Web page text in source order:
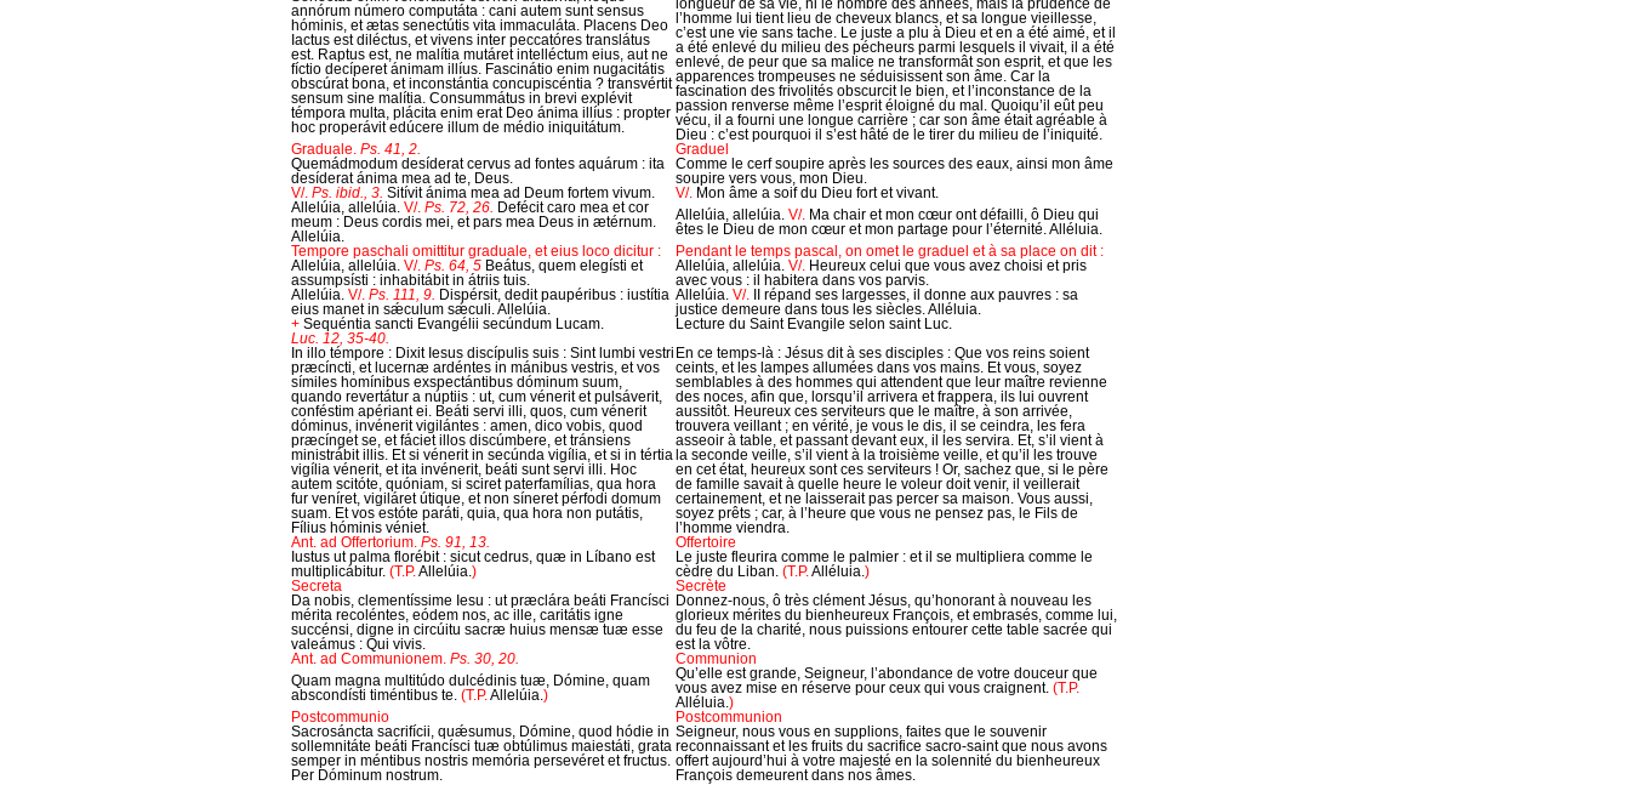
annórum número computáta : cani autem sunt sensus
hóminis, et ætas senectútis vita immaculáta. Placens Deo
Iactus est diléctus, et vivens inter peccatóres translátus
est. Raptus est, ne malítia mutáret intelléctum eius, aut ne
fíctio decíperet ánimam illíus. Fascinátio enim nugacitátis
obscúrat bona, et inconstántia concupiscéntia ? transvértit
sensum sine malítia. Consummátus in brevi explévit
témpora multa, plácita enim erat Deo ánima illíus : propter
hoc properávit edúcere illum de médio iniquitátum.
longueur de sa vie, ni le nombre des années, mais la prudence de
l’homme lui tient lieu de cheveux blancs, et sa longue vieillesse,
c’est une vie sans tache. Le juste a plu à Dieu et en a été aimé, et il
a été enlevé du milieu des pécheurs parmi lesquels il vivait, il a été
enlevé, de peur que sa malice ne transformât son esprit, et que les
apparences trompeuses ne séduisissent son âme. Car la
fascination des frivolités obscurcit le bien, et l’inconstance de la
passion renverse même l’esprit éloigné du mal. Quoiqu’il eût peu
vécu, il a fourni une longue carrière ; car son âme était agréable à
Dieu : c’est pourquoi il s’est hâté de le tirer du milieu de l’iniquité.
Graduale. Ps. 41, 2.
Graduel
Quemádmodum desíderat cervus ad fontes aquárum : ita
desíderat ánima mea ad te, Deus.
Comme le cerf soupire après les sources des eaux, ainsi mon âme
soupire vers vous, mon Dieu.
V/. Ps. ibid., 3. Sitívit ánima mea ad Deum fortem vivum. V/. Mon âme a soif du Dieu fort et vivant.
Allelúia, allelúia. V/. Ps. 72, 26. Defécit caro mea et cor
meum : Deus cordis mei, et pars mea Deus in ætérnum.
Allelúia.
Allelúia, allelúia. V/. Ma chair et mon cœur ont défailli, ô Dieu qui
êtes le Dieu de mon cœur et mon partage pour l’éternité. Alléluia.
Tempore paschali omittitur graduale, et eius loco dicitur :
Pendant le temps pascal, on omet le graduel et à sa place on dit :
Allelúia, allelúia. V/. Ps. 64, 5 Beátus, quem elegísti et
assumpsísti : inhabitábit in átriis tuis.
Allelúia, allelúia. V/. Heureux celui que vous avez choisi et pris
avec vous : il habitera dans vos parvis.
Allelúia. V/. Ps. 111, 9. Dispérsit, dedit paupéribus : iustítia
eius manet in sǽculum sǽculi. Allelúia.
Allelúia. V/.
II répand ses largesses, il donne aux pauvres : sa
justice demeure dans tous les siècles. Alléluia.
+ Sequéntia sancti Evangélii secúndum Lucam.
Lecture du Saint Evangile selon saint Luc.
Luc. 12, 35-40.
In illo témpore : Dixit Iesus discípulis suis : Sint lumbi vestri
præcíncti, et lucernæ ardéntes in mánibus vestris, et vos
símiles homínibus exspectántibus dóminum suum,
quando revertátur a núptiis : ut, cum vénerit et pulsáverit,
conféstim apériant ei. Beáti servi illi, quos, cum vénerit
dóminus, invénerit vigilántes : amen, dico vobis, quod
præcínget se, et fáciet illos discúmbere, et tránsiens
ministrábit illis. Et si vénerit in secúnda vigília, et si in tértia
vigília vénerit, et ita invénerit, beáti sunt servi illi. Hoc
autem scitóte, quóniam, si sciret paterfamílias, qua hora
fur veníret, vigiláret útique, et non síneret pérfodi domum
suam. Et vos estóte paráti, quia, qua hora non putátis,
Fílius hóminis véniet.
En ce temps-là : Jésus dit à ses disciples : Que vos reins soient
ceints, et les lampes allumées dans vos mains. Et vous, soyez
semblables à des hommes qui attendent que leur maître revienne
des noces, afin que, lorsqu’il arrivera et frappera, ils lui ouvrent
aussitôt. Heureux ces serviteurs que le maître, à son arrivée,
trouvera veillant ; en vérité, je vous le dis, il se ceindra, les fera
asseoir à table, et passant devant eux, il les servira. Et, s’il vient à
la seconde veille, s’il vient à la troisième veille, et qu’il les trouve
en cet état, heureux sont ces serviteurs ! Or, sachez que, si le père
de famille savait à quelle heure le voleur doit venir, il veillerait
certainement, et ne laisserait pas percer sa maison. Vous aussi,
soyez prêts ; car, à l’heure que vous ne pensez pas, le Fils de
l’homme viendra.
Ant. ad Offertorium. Ps. 91, 13.
Offertoire
Iustus ut palma florébit : sicut cedrus, quæ in Líbano est
multiplicábitur. (T.P.Allelúia.)
Le juste fleurira comme le palmier : et il se multipliera comme le
cèdre du Liban. (T.P.Alléluia.)
Secreta
Secrète
Da nobis, clementíssime Iesu : ut præclára beáti Francísci
mérita recoléntes, eódem nos, ac ille, caritátis igne
succénsi, digne in circúitu sacræ huius mensæ tuæ esse
valeámus : Qui vivis.
Donnez-nous, ô très clément Jésus, qu’honorant à nouveau les
glorieux mérites du bienheureux François, et embrasés, comme lui,
du feu de la charité, nous puissions entourer cette table sacrée qui
est la vôtre.
Ant. ad Communionem. Ps. 30, 20.
Communion
Quam magna multitúdo dulcédinis tuæ, Dómine, quam
abscondísti timéntibus te. (T.P.Allelúia.)
Qu’elle est grande, Seigneur, l’abondance de votre douceur que
vous avez mise en réserve pour ceux qui vous craignent. (T.P.
Alléluia.)
Postcommunio
Postcommunion
Sacrosáncta sacrifícii, quǽsumus, Dómine, quod hódie in
sollemnitáte beáti Francísci tuæ obtúlimus maiestáti, grata
semper in méntibus nostris memória persevéret et fructus.
Per Dóminum nostrum.
Seigneur, nous vous en supplions, faites que le souvenir
reconnaissant et les fruits du sacrifice sacro-saint que nous avons
offert aujourd’hui à votre majesté en la solennité du bienheureux
François demeurent dans nos âmes.